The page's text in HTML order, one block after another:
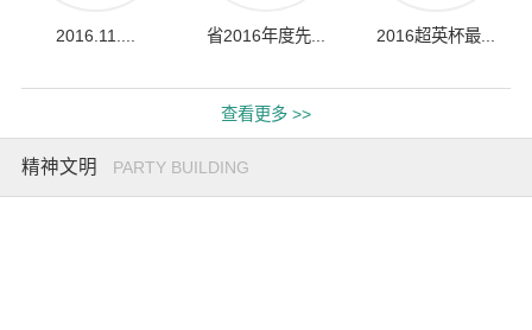
2016.11.... 省2016年度先... 2016超英杯最...
查看更多 >>
精神文明 PARTY BUILDING